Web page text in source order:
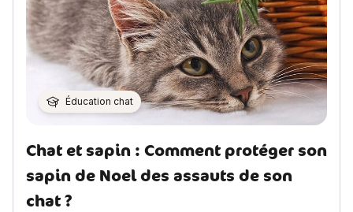
Éducation chat
Chat et sapin : Comment protéger son
sapin de Noel des assauts de son
chat ?